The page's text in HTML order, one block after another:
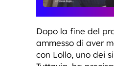
Dopo la fine del
ammesso di aver
con Lollo, uno dei